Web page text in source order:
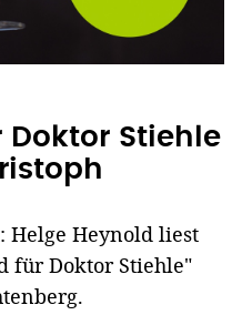
Doktor Stiehle
Helge Heynold liest
für Doktor Stiehle"